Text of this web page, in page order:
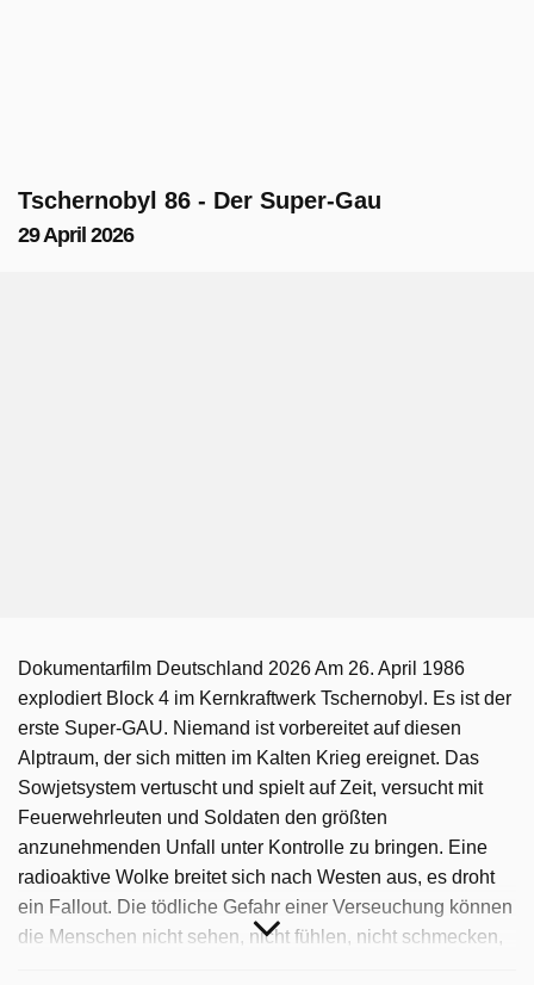
Tschernobyl 86 - Der Super-Gau
29 April 2026
Dokumentarfilm Deutschland 2026 Am 26. April 1986
explodiert Block 4 im Kernkraftwerk Tschernobyl. Es ist der
erste Super-GAU. Niemand ist vorbereitet auf diesen
Alptraum, der sich mitten im Kalten Krieg ereignet. Das
Sowjetsystem vertuscht und spielt auf Zeit, versucht mit
Feuerwehrleuten und Soldaten den größten
anzunehmenden Unfall unter Kontrolle zu bringen. Eine
radioaktive Wolke breitet sich nach Westen aus, es droht
ein Fallout. Die tödliche Gefahr einer Verseuchung können
die Menschen nicht sehen, nicht fühlen, nicht schmecken,